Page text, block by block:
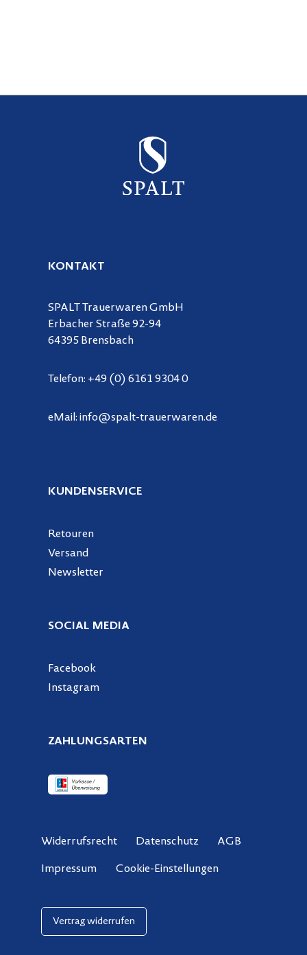
KONTAKT
SPALT Trauerwaren GmbH
Erbacher Straße 92-94
64395 Brensbach
Telefon: +49 (0) 6161 9304 0
eMail: info@spalt-trauerwaren.de
KUNDENSERVICE
Retouren
Versand
Newsletter
SOCIAL MEDIA
Facebook
Instagram
ZAHLUNGSARTEN
Widerrufsrecht Datenschutz AGB
Impressum Cookie-Einstellungen
Vertrag widerrufen